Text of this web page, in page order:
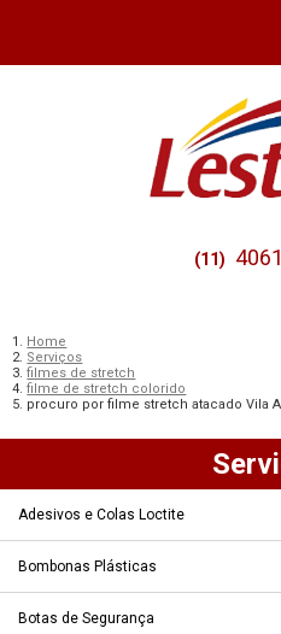
(11)
Home
Serviços
filmes de stretch
filme de stretch colorido
procuro por filme stretch atacado Vila
Adesivos e Colas Loctite
Bombonas Plásticas
Botas de Segurança